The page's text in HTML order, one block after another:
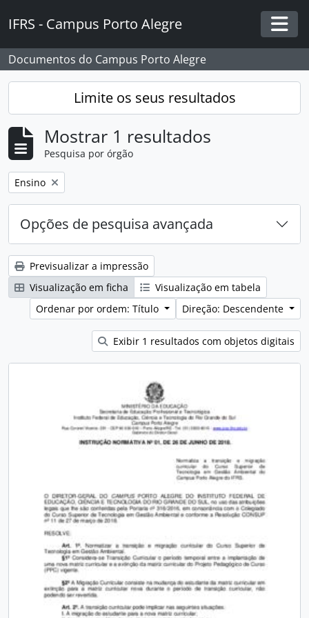
IFRS - Campus Porto Alegre
Documentos do Campus Porto Alegre
Limite os seus resultados
Mostrar 1 resultados
Pesquisa por órgão
Remover filtro:
Ensino
Opções de pesquisa avançada
Previsualizar a impressão
Visualização em ficha
Visualização em tabela
Ordenar por ordem: Título
Direção: Descendente
Exibir 1 resultados com objetos digitais